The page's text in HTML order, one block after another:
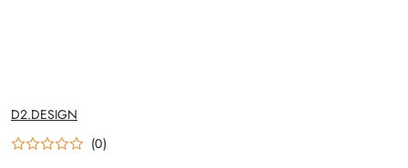
NAZWA
PRODUCENTA:
D2.DESIGN
(0)